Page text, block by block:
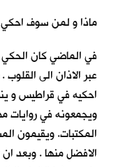
ماذا و لمن سوف احكي
في الماضي كان
عبر الاذان الى
احكيه في قراطيس و
ويجمعونه في روايات
المكتبات. ويقيمون
الافضل منها . وبعد